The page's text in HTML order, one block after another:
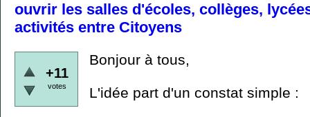
ouvrir les salles d'écoles, collèges,
activités entre Citoyens
+11
votes
Bonjour à tous,
L'idée part d'un constat simple :